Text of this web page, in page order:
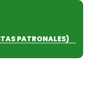
PATRONALES)